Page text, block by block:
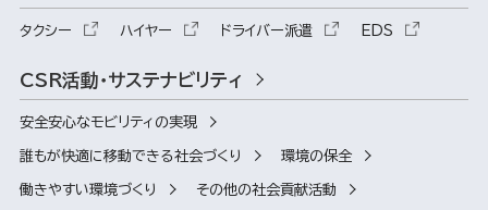
タクシー ハイヤー ドライバー派遣 EDS
CSR活動・サステナビリティ
安全安心なモビリティの実現
誰もが快適に移動できる社会づくり 環境の保全
働きやすい環境づくり その他の社会貢献活動